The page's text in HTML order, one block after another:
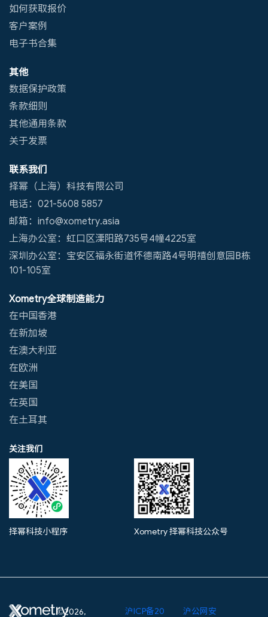
如何获取报价
客户案例
电子书合集
其他
数据保护政策
条款细则
其他通用条款
关于发票
联系我们
择幂（上海）科技有限公司
电话：021-5608 5857
邮箱：info@xometry.asia
上海办公室：虹口区溧阳路735号4幢4225室
深圳办公室：宝安区福永街道怀德南路4号明禧创意园B栋
101-105室
Xometry全球制造能力
在中国香港
在新加坡
在澳大利亚
在欧洲
在美国
在英国
在土耳其
关注我们
择幂科技小程序 Xometry 择幂科技公众号
©2026, 沪ICP备20 沪公网安